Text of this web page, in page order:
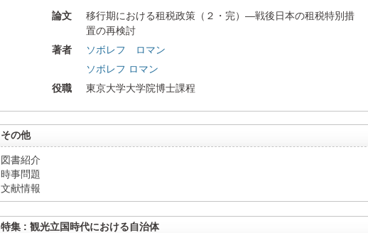
論文
移行期における租税政策（２・完）―戦後日本の租税特別措
置の再検討
著者
ソボレフ ロマン
ソボレフ ロマン
役職
東京大学大学院博士課程
その他
図書紹介
時事問題
文献情報
特集 : 観光立国時代における自治体